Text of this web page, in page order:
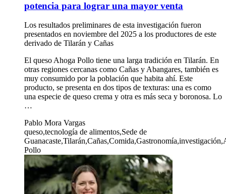
potencia para lograr una mayor venta
Los resultados preliminares de esta investigación fueron
presentados en noviembre del 2025 a los productores de este
derivado de Tilarán y Cañas
El queso Ahoga Pollo tiene una larga tradición en Tilarán. En
otras regiones cercanas como Cañas y Abangares, también es
muy consumido por la población que habita ahí. Este
producto, se presenta en dos tipos de texturas: una es como
una especie de queso crema y otra es más seca y boronosa. Lo
…
Pablo Mora Vargas
queso,tecnología de alimentos,Sede de
Pollo